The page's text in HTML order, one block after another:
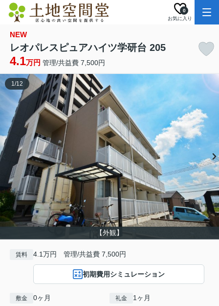
お気に入り
0
NEW
レオパレスピュアハイツ学研台 205
4.1万円 管理/共益費 7,500円
【外観】
1/12
賃料 4.1万円 管理/共益費 7,500円
初期費用シミュレーション
敷金 0ヶ月 礼金 1ヶ月